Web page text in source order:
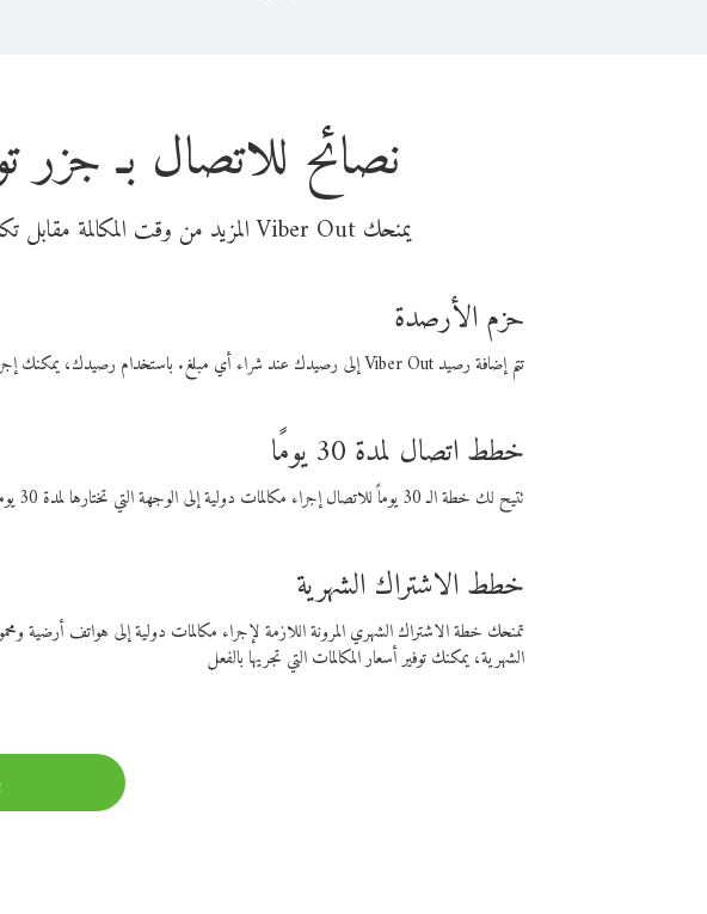
نصائح للاتصال بـ
يمنحك Viber Out المزيد من وقت المكالمة مقابل تكلفة أقل من المال. اختر من أحد خيارات الاتصال المرنة ذات السعر المنخفض:
حزم الأرصدة
تتم إضافة رصيد Viber Out إلى رصيدك عند شراء أي مبلغ. باستخدام رصيدك، يمكنك إجراء مكالمات إلى أي رقم في العالم بأسعار فايبر المنخفضة.
خطط اتصال لمدة 30 يومًا
تتيح لك خطة الـ 30 يوماً للاتصال إجراء مكالمات دولية إلى الوجهة التي تختارها لمدة 30 يوماً بأسعار فايبر المنخفضة.
خطط الاشتراك الشهرية
تمنحك خطة الاشتراك الشهري المرونة اللازمة لإجراء مكالمات دولية إلى هواتف
الشهرية، يمكنك توفير أسعار المكالمات التي تجريها بالفعل